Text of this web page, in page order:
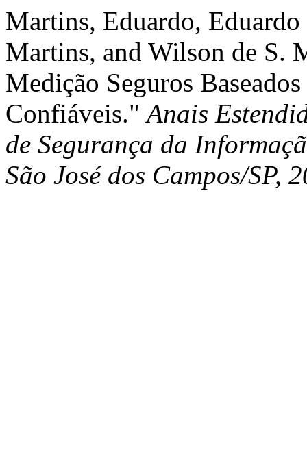
Martins, Eduardo,
Martins, and Wilson de S.
Medição Seguros
Confiáveis."Anais
de Segurança da
São José dos Campos/SP,